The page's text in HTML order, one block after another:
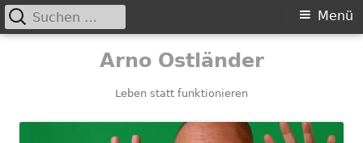
Arno Ostländer
Leben statt funktionieren
Primäres
Menü
Suchen
nach: